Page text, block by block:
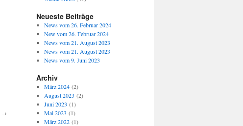
→
Neueste Beiträge
News vom 26. Februar 2024
New vom 26. Februar 2024
News vom 21. August 2023
News vom 21. August 2023
News vom 9. Juni 2023
Archiv
März 2024(2)
August 2023 (2)
Juni 2023 (1)
Mai 2023 (1)
März 2022(1)